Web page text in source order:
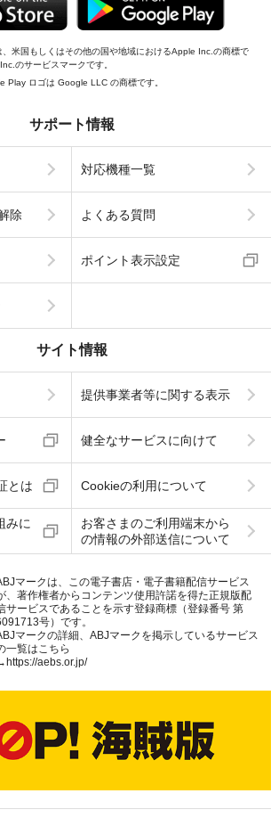
米国もしくはその他の国や地域におけるApple Inc.の商標で
のサービスマークです。
Play ロゴは Google LLC の商標です。
サポート情報
対応機種一覧
除 よくある質問
ポイント表示設定
サイト情報
提供事業者等に関する表示
健全なサービスに向けて
とは Cookieの利用について
みに
お客さまのご利用端末から
の情報の外部送信について
マークは、この電子書店・電子書籍配信サービス
、著作権者からコンテンツ使用許諾を得た正規版配
サービスであることを示す登録商標（登録番号 第
号）です。
マークの詳細、ABJマークを掲示しているサービス
一覧はこちら
https://aebs.or.jp/